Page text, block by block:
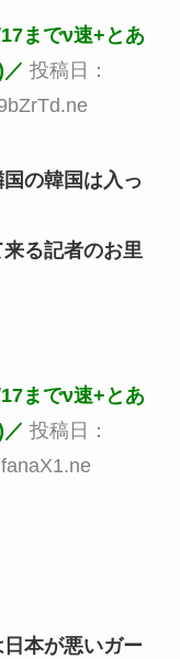
までν速+とあ
投稿日：
の韓国は入っ
る記者のお里
までν速+とあ
投稿日：
本が悪いガー